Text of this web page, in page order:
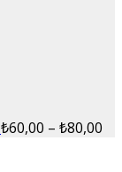
₺60,00 – ₺80,00